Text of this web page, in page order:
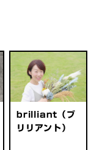
brilliant（ブ
リリアント）